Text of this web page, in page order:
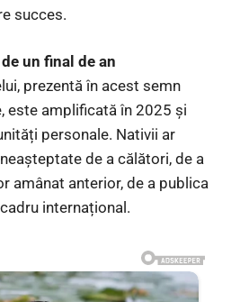
succes.
un final de an
prezentă în acest semn
este amplificată în 2025 și
personale. Nativii ar
de a călători, de a
amânat anterior, de a publica
internațional.